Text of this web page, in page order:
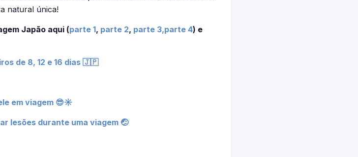
natural única!
Japão aqui (parte 1, parte 2, parte 3,parte 4) e
de 8, 12 e 16 dias 🇯🇵
em viagem 😎☀
lesões durante uma viagem 🤕